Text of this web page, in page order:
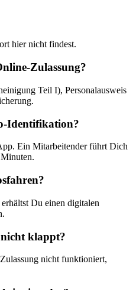
hier nicht findest.
Zulassung?
Teil I), Personalausweis
Identifikation?
Ein Mitarbeitender führt Dich
Du einen digitalen
nicht klappt?
nicht funktioniert,